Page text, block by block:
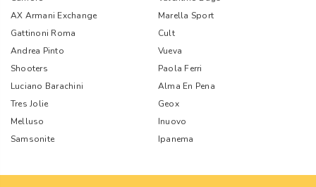
AX Armani Exchange
Marella Sport
Gattinoni Roma
Cult
Andrea Pinto
Vueva
Shooters
Paola Ferri
Luciano Barachini
Alma En Pena
Tres Jolie
Geox
Melluso
Inuovo
Samsonite
Ipanema